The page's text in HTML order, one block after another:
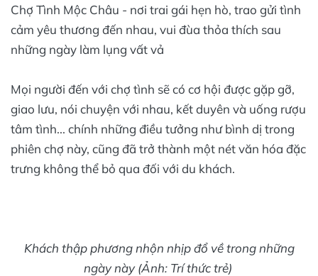
Chợ Tình Mộc Châu - nơi trai gái hẹn hò, trao gửi tình
cảm yêu thương đến nhau, vui đùa thỏa thích sau
những ngày làm lụng vất vả
Mọi người đến với chợ tình sẽ có cơ hội được gặp gỡ,
giao lưu, nói chuyện với nhau, kết duyên và uống rượu
tâm tình... chính những điều tưởng như bình dị trong
phiên chợ này, cũng đã trở thành một nét văn hóa đặc
trưng không thể bỏ qua đối với du khách.
Khách thập phương nhộn nhịp đổ về trong những
ngày này (Ảnh: Trí thức trẻ)